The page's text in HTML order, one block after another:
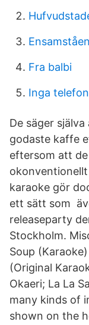
Fra balbi
Inga
De säger
godaste kaffe
eftersom att
karaoke gör
ett sätt som
releaseparty
Stockholm.
Soup
(Original
Okaeri; La La
many kinds of
shown on the